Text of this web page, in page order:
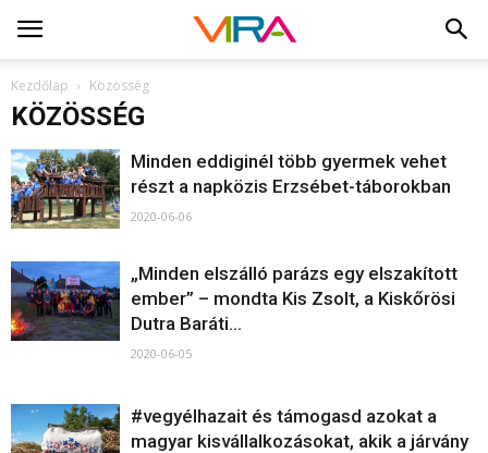
Kezdőlap Közösség
KÖZÖSSÉG
Minden eddiginél több gyermek vehet
részt a napközis Erzsébet-táborokban
2020-06-06
„Minden elszálló parázs egy elszakított
ember” – mondta Kis Zsolt, a Kiskőrösi
Dutra Baráti...
2020-06-05
#vegyélhazait és támogasd azokat a
magyar kisvállalkozásokat, akik a járvány